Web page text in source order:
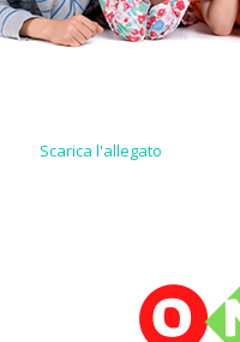
Scarica l'allegato